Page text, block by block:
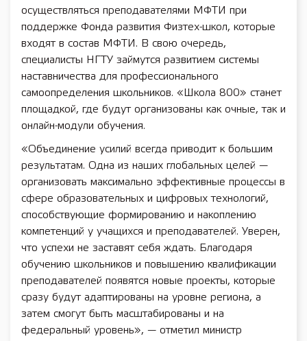
осуществляться преподавателями МФТИ при
поддержке Фонда развития Физтех-школ, которые
входят в состав МФТИ. В свою очередь,
специалисты НГТУ займутся развитием системы
наставничества для профессионального
самоопределения школьников. «Школа 800» станет
площадкой, где будут организованы как очные, так и
онлайн-модули обучения.
«Объединение усилий всегда приводит к большим
результатам. Одна из наших глобальных целей —
организовать максимально эффективные процессы в
сфере образовательных и цифровых технологий,
способствующие формированию и накоплению
компетенций у учащихся и преподавателей. Уверен,
что успехи не заставят себя ждать. Благодаря
обучению школьников и повышению квалификации
преподавателей появятся новые проекты, которые
сразу будут адаптированы на уровне региона, а
затем смогут быть масштабированы и на
федеральный уровень», — отметил министр